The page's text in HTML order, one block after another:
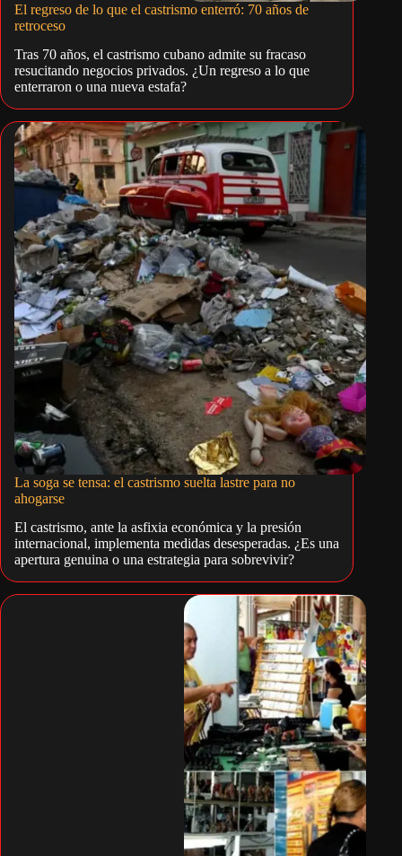
El regreso de lo que el castrismo enterró: 70 años de
retroceso
Tras 70 años, el castrismo cubano admite su fracaso
resucitando negocios privados. ¿Un regreso a lo que
enterraron o una nueva estafa?
La soga se tensa: el castrismo suelta lastre para no
ahogarse
El castrismo, ante la asfixia económica y la presión
internacional, implementa medidas desesperadas. ¿Es una
apertura genuina o una estrategia para sobrevivir?